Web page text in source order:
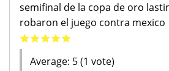
semifinal de la copa de oro
robaron el juego contra mexico
Average: 5(1 vote)